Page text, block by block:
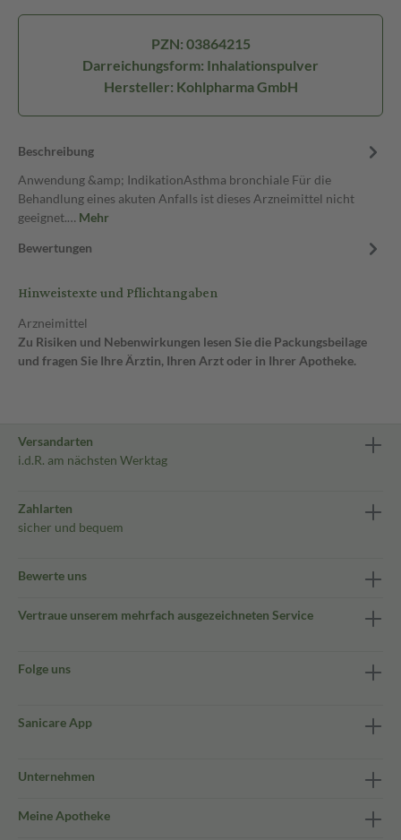
PZN: 03864215
Darreichungsform: Inhalationspulver
Hersteller: Kohlpharma GmbH
Beschreibung
Anwendung &amp; IndikationAsthma bronchiale Für die
Behandlung eines akuten Anfalls ist dieses Arzneimittel nicht
geeignet.… Mehr
Bewertungen
Hinweistexte und Pflichtangaben
Arzneimittel
Zu Risiken und Nebenwirkungen lesen Sie die Packungsbeilage
und fragen Sie Ihre Ärztin, Ihren Arzt oder in Ihrer Apotheke.
Versandarten
i.d.R. am nächsten Werktag
Zahlarten
sicher und bequem
Bewerte uns
Vertraue unserem mehrfach ausgezeichneten Service
Folge uns
Sanicare App
Unternehmen
Meine Apotheke